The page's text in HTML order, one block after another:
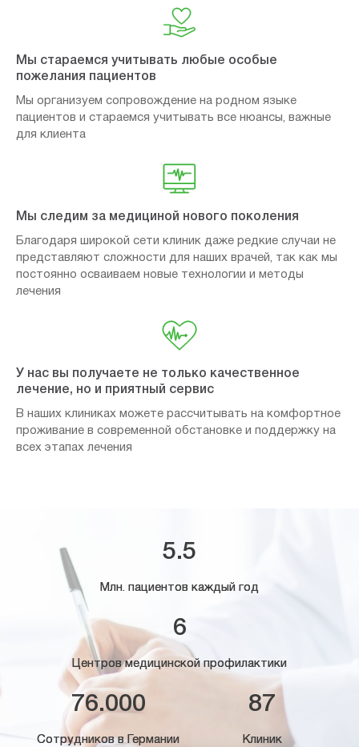
Мы стараемся учитывать любые особые
пожелания пациентов
Мы организуем сопровождение на родном языке
пациентов и стараемся учитывать все нюансы, важные
для клиента
Мы следим за медициной нового поколения
Благодаря широкой сети клиник даже редкие случаи не
представляют сложности для наших врачей, так как мы
постоянно осваиваем новые технологии и методы
лечения
У нас вы получаете не только качественное
лечение, но и приятный сервис
В наших клиниках можете рассчитывать на комфортное
проживание в современной обстановке и поддержку на
всех этапах лечения
5.5
Млн. пациентов каждый год
6
Центров медицинской профилактики
76.000
Сотрудников в Германии
87
Клиник